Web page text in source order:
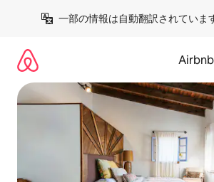
一部の情報は自動翻訳されていま